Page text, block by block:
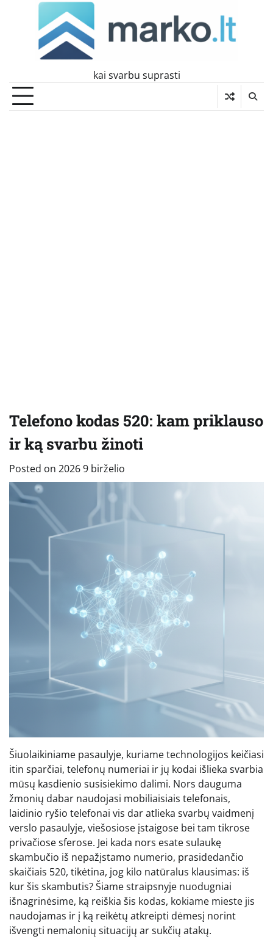
kai svarbu suprasti
Telefono kodas 520: kam priklauso
ir ką svarbu žinoti
Posted on 2026 9 birželio
Šiuolaikiniame pasaulyje, kuriame technologijos keičiasi
itin sparčiai, telefonų numeriai ir jų kodai išlieka svarbia
mūsų kasdienio susisiekimo dalimi. Nors dauguma
žmonių dabar naudojasi mobiliaisiais telefonais,
laidinio ryšio telefonai vis dar atlieka svarbų vaidmenį
verslo pasaulyje, viešosiose įstaigose bei tam tikrose
privačiose sferose. Jei kada nors esate sulaukę
skambučio iš nepažįstamo numerio, prasidedančio
skaičiais 520, tikėtina, jog kilo natūralus klausimas: iš
kur šis skambutis? Šiame straipsnyje nuodugniai
išnagrinėsime, ką reiškia šis kodas, kokiame mieste jis
naudojamas ir į ką reikėtų atkreipti dėmesį norint
išvengti nemalonių situacijų ar sukčių atakų.